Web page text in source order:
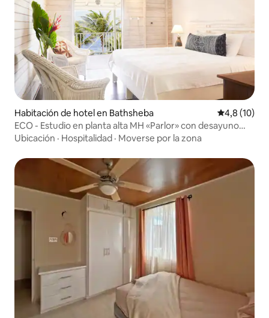
Habitación de hotel en Bathsheba Calificación
4,8 (10)
ECO - Estudio en planta alta MH «Parlor» con desayuno
para 1-2
Ubicación · Hospitalidad · Moverse por la zona